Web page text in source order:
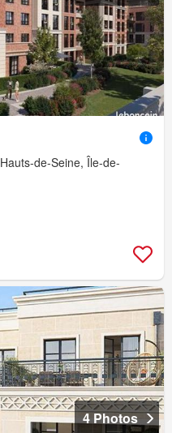
de-Seine, Île-de-
4 Photos